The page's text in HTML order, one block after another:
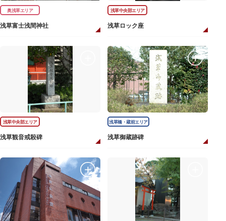
奥浅草エリア
浅草富士浅間神社
浅草中央部エリア
浅草ロック座
浅草中央部エリア
浅草観音戒殺碑
浅草橋・蔵前エリア
浅草御蔵跡碑